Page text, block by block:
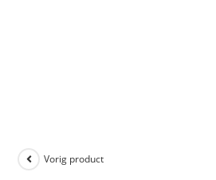
Vorig product